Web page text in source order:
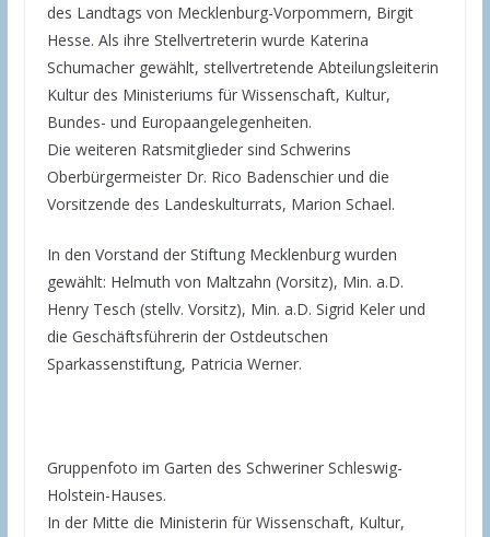
des Landtags von Mecklenburg-Vorpommern, Birgit
Hesse. Als ihre Stellvertreterin wurde Katerina
Schumacher gewählt, stellvertretende Abteilungsleiterin
Kultur des Ministeriums für Wissenschaft, Kultur,
Bundes- und Europaangelegenheiten.
Die weiteren Ratsmitglieder sind Schwerins
Oberbürgermeister Dr. Rico Badenschier und die
Vorsitzende des Landeskulturrats, Marion Schael.
In den Vorstand der Stiftung Mecklenburg wurden
gewählt: Helmuth von Maltzahn (Vorsitz), Min. a.D.
Henry Tesch (stellv. Vorsitz), Min. a.D. Sigrid Keler und
die Geschäftsführerin der Ostdeutschen
Sparkassenstiftung, Patricia Werner.
Gruppenfoto im Garten des Schweriner Schleswig-
Holstein-Hauses.
In der Mitte die Ministerin für Wissenschaft, Kultur,